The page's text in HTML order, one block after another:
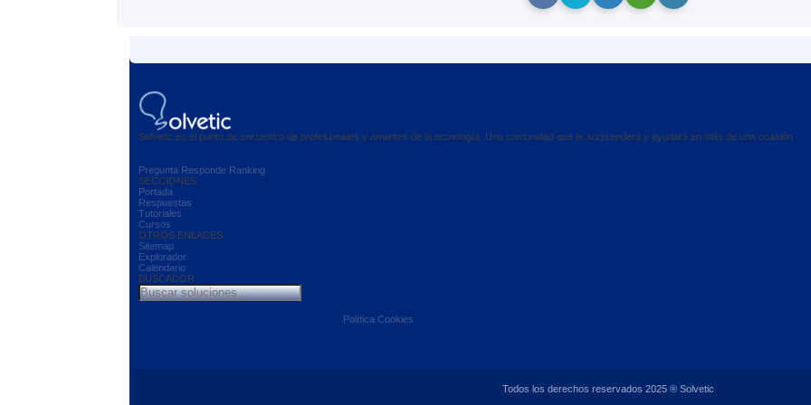
Solvetic es el punto de encuentro de profesionales y amantes de la tecnología. Una comunidad que te sorprenderá y ayudará en más de una ocasión
Pregunta Responde Ranking
SECCIONES
Portada
Respuestas
Tutoriales
Cursos
OTROS ENLACES
Sitemap
Explorador
Calendario
BUSCADOR
Política Cookies
Todos los derechos reservados 2025 ® Solvetic